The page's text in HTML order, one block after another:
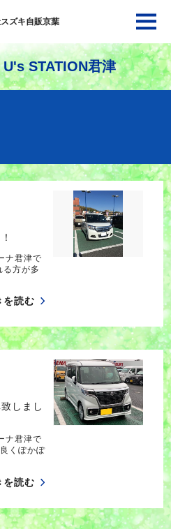
ズキ自販京葉
STATION君津
君津で
方が多
を読む
しまし
君津で
くぽかぽ
を読む